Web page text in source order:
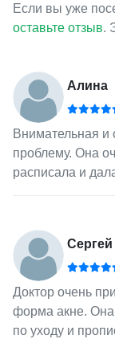
Если вы уже
оставьте отзыв.
Алина
Внимательная и
проблему. Она
расписала и
Сергей
Доктор очень
форма акне. Она
по уходу и